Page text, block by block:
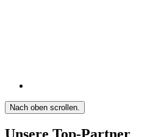
Nach oben scrollen.